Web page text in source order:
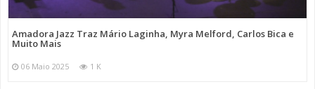
Amadora Jazz Traz Mário Laginha, Myra Melford, Carlos Bica e
Muito Mais
06 Maio 2025 1 K